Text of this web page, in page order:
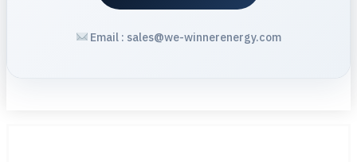
Email : sales@we-winnerenergy.com